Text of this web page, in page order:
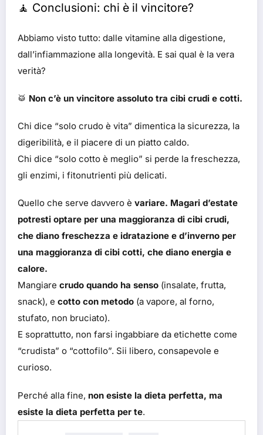
🧘 Conclusioni: chi è il vincitore?
Abbiamo visto tutto: dalle vitamine alla digestione,
dall’infiammazione alla longevità. E sai qual è la vera
verità?
🥁 Non c’è un vincitore assoluto tra cibi crudi e cotti.
Chi dice “solo crudo è vita” dimentica la sicurezza, la
digeribilità, e il piacere di un piatto caldo.
Chi dice “solo cotto è meglio” si perde la freschezza,
gli enzimi, i fitonutrienti più delicati.
Quello che serve davvero è variare. Magari d’estate
potresti optare per una maggioranza di cibi crudi,
che diano freschezza e idratazione e d’inverno per
una maggioranza di cibi cotti, che diano energia e
calore.
Mangiare crudo quando ha senso (insalate, frutta,
snack), e cotto con metodo (a vapore, al forno,
stufato, non bruciato).
E soprattutto, non farsi ingabbiare da etichette come
“crudista” o “cottofilo”. Sii libero, consapevole e
curioso.
Perché alla fine, non esiste la dieta perfetta, ma
esiste la dieta perfetta per te.